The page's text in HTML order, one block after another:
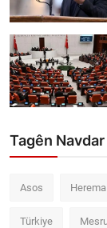
Tagên Navdar
Asos
Türkiye